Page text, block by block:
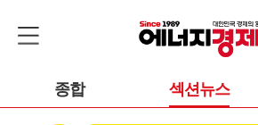
종합 섹션뉴스